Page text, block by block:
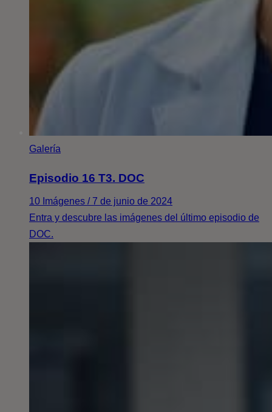
Galería
Episodio 16 T3. DOC
10 Imágenes / 7 de junio de 2024
Entra y descubre las imágenes del último episodio de
DOC.